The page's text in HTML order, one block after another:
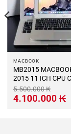
MACBOOK
MB2015
2015 11 ICH CPU
RAM4GB
5.500.000₭
Giá
gốc
4.100.000 ₭